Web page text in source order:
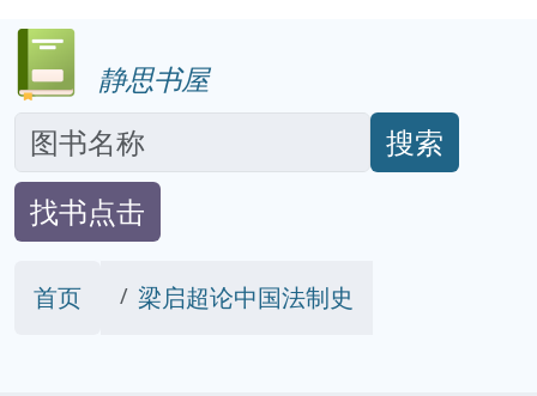
静思书屋
搜索
找书点击
首页 梁启超论中国法制史